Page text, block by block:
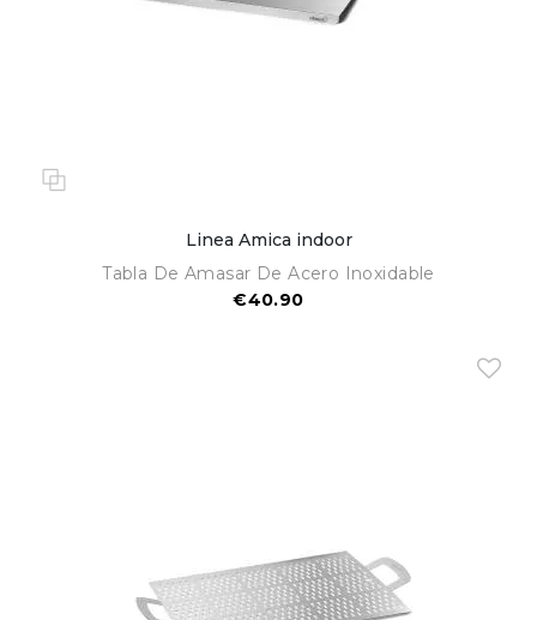
Linea Amica indoor
Tabla De Amasar De Acero Inoxidable
€40.90